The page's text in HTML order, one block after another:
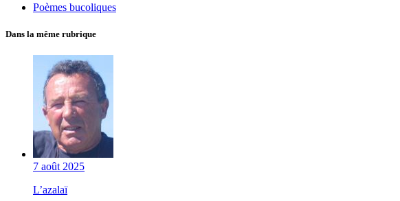
Poèmes bucoliques
Dans la même rubrique
7 août 2025
L’azalaï